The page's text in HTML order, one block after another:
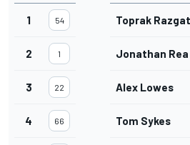
1 54 Toprak
2 1 Jonathan Rea
3 22 Alex Lowes
4 66 Tom Sykes